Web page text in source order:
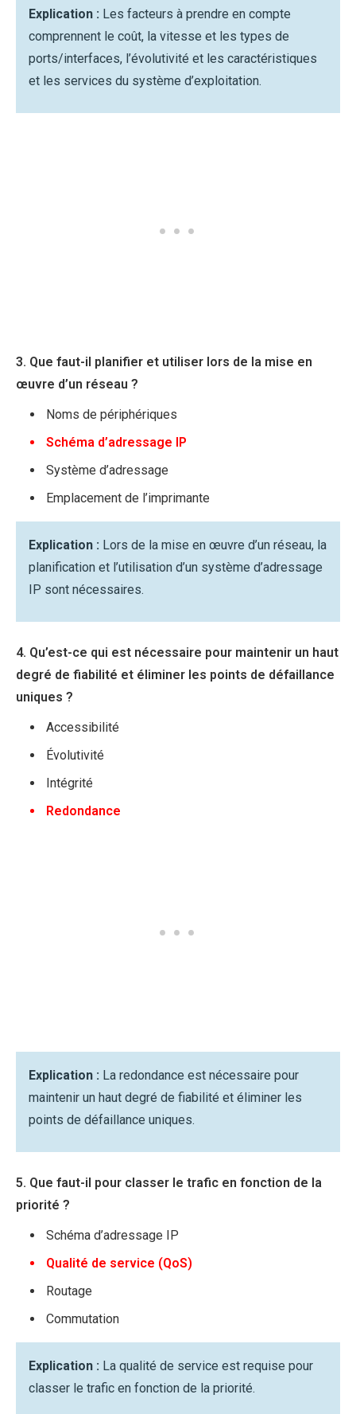
Explication : Les facteurs à prendre en compte
comprennent le coût, la vitesse et les types de
ports/interfaces, l’évolutivité et les caractéristiques
et les services du système d’exploitation.
3. Que faut-il planifier et utiliser lors de la mise en
œuvre d’un réseau ?
Noms de périphériques
Schéma d’adressage IP
Système d’adressage
Emplacement de l’imprimante
Explication : Lors de la mise en œuvre d’un réseau, la
planification et l’utilisation d’un système d’adressage
IP sont nécessaires.
4. Qu’est-ce qui est nécessaire pour maintenir un haut
degré de fiabilité et éliminer les points de défaillance
uniques ?
Accessibilité
Évolutivité
Intégrité
Redondance
Explication : La redondance est nécessaire pour
maintenir un haut degré de fiabilité et éliminer les
points de défaillance uniques.
5. Que faut-il pour classer le trafic en fonction de la
priorité ?
Schéma d’adressage IP
Qualité de service (QoS)
Routage
Commutation
Explication : La qualité de service est requise pour
classer le trafic en fonction de la priorité.